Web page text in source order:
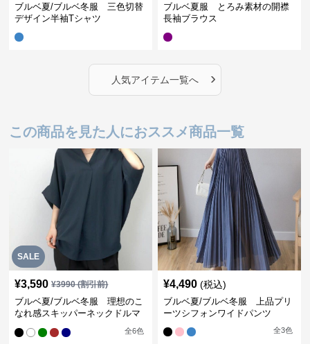
ブルベ夏/ブルベ冬服 三色切替
デザイン半袖Tシャツ
ブルベ夏服 とろみ素材の開襟
長袖ブラウス
人気アイテム一覧へ ›
この商品を見た人におススメ商品一覧
SALE
¥3,590 ¥3990(割引前)
ブルベ夏/ブルベ冬服 理想のこ
なれ感スキッパーネックドルマ
全6色
¥4,490 (税込)
ブルベ夏/ブルベ冬服 上品プリ
ーツシフォンワイドパンツ
全3色